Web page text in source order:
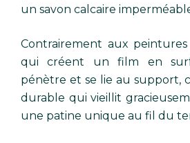
un savon calcaire
Contrairement aux
qui créent un film en
pénètre et se lie au support,
durable qui vieillit
une patine unique au fil du